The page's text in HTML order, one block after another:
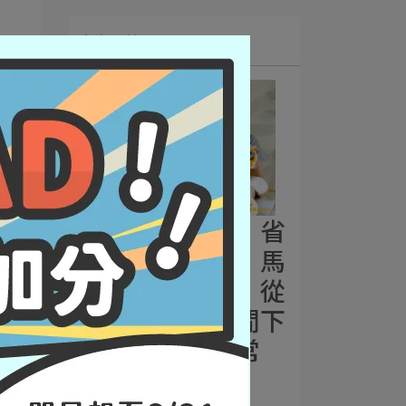
網紅開箱
【福穀樂開箱】省
時早餐新選擇｜馬
卡龍色系包子，從
忙碌早晨到悠閒下
午茶的美味日常